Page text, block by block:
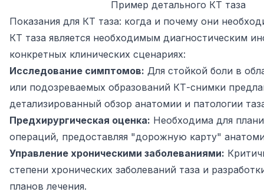
Пример детального КТ таза
Показания для КТ таза: когда и почему они
КТ таза является необходимым диагностическим
конкретных клинических сценариях:
Исследование симптомов: Для стойкой боли в
или подозреваемых образований КТ-снимки
детализированный обзор анатомии и патологии
Предхирургическая оценка: Необходима для
операций, предоставляя "дорожную карту"
Управление хроническими заболеваниями:
степени хронических заболеваний таза и
планов лечения.